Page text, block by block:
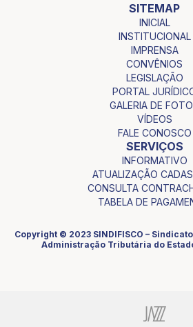
SITEMAP
INICIAL
INSTITUCIONAL
IMPRENSA
CONVÊNIOS
LEGISLAÇÃO
PORTAL
GALERIA DE
VÍDEOS
FALE CONOSCO
SERVIÇOS
INFORMATIVO
ATUALIZAÇÃO
CONSULTA
TABELA DE
Copyright © 2023 SINDIFISCO –
Administração Tributária do